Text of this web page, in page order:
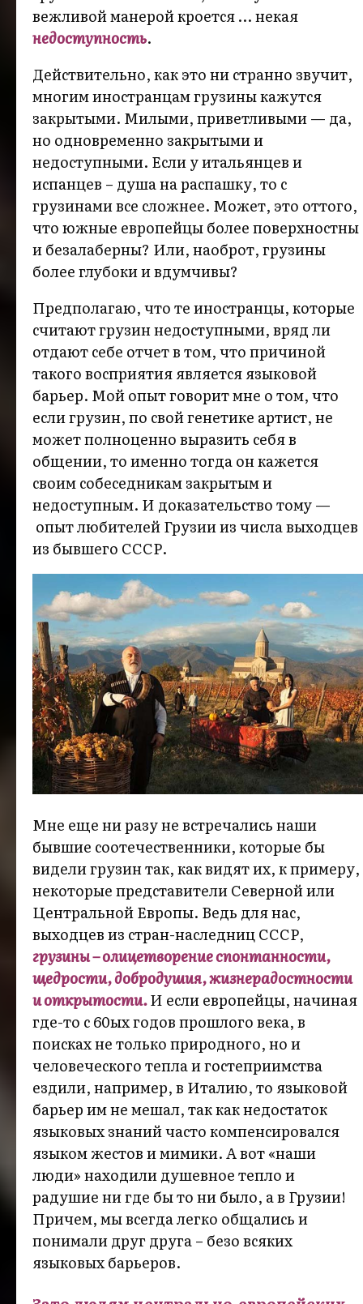
вежливой манерой кроется … некая
недоступность.
Действительно, как это ни странно звучит,
многим иностранцам грузины кажутся
закрытыми. Милыми, приветливыми — да,
но одновременно закрытыми и
недоступными. Если у итальянцев и
испанцев – душа на распашку, то с
грузинами все сложнее. Может, это оттого,
что южные европейцы более поверхностны
и безалаберны? Или, наоброт, грузины
более глубоки и вдумчивы?
Предполагаю, что те иностранцы, которые
считают грузин недоступными, вряд ли
отдают себе отчет в том, что причиной
такого восприятия является языковой
барьер. Мой опыт говорит мне о том, что
если грузин, по свой генетике артист, не
может полноценно выразить себя в
общении, то именно тогда он кажется
своим собеседникам закрытым и
недоступным. И доказательство тому —
опыт любителей Грузии из числа выходцев
из бывшего СССР.
Мне еще ни разу не встречались наши
бывшие соотечественники, которые бы
видели грузин так, как видят их, к примеру,
некоторые представители Северной или
Центральной Европы. Ведь для нас,
выходцев из стран-наследниц СССР,
грузины – олицетворение спонтанности,
щедрости, добродушия, жизнерадостности
и открытости.И если европейцы, начиная
где-то с 60ых годов прошлого века, в
поисках не только природного, но и
человеческого тепла и гостеприимства
ездили, например, в Италию, то языковой
барьер им не мешал, так как недостаток
языковых знаний часто компенсировался
языком жестов и мимики. А вот «наши
люди» находили душевное тепло и
радушие ни где бы то ни было, а в Грузии!
Причем, мы всегда легко общались и
понимали друг друга – безо всяких
языковых барьеров.